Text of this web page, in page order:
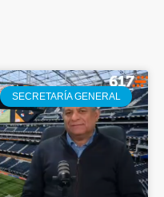
SECRETARÍA GENERAL